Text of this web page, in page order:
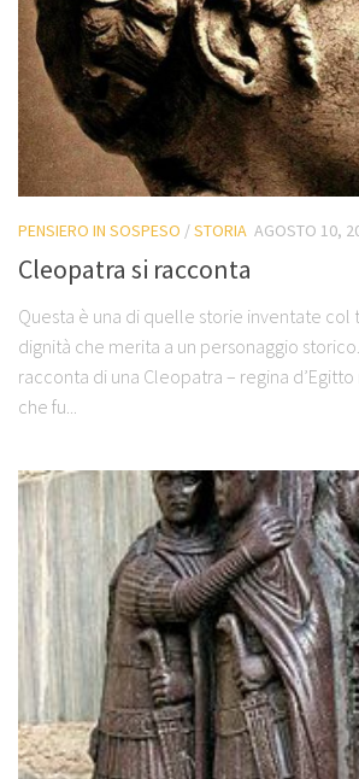
PENSIERO IN SOSPESO /STORIA AGOSTO 10,
Cleopatra si racconta
Questa è una di quelle storie inventate col
dignità che merita a un personaggio
racconta di una Cleopatra – regina
che fu...